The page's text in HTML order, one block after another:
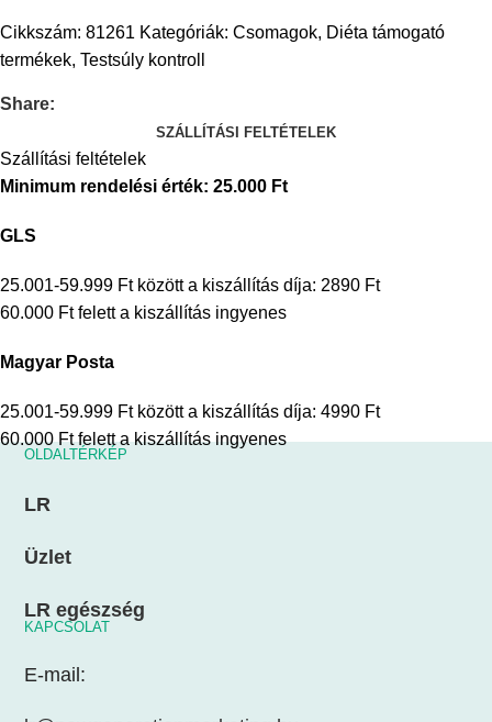
Cikkszám: 81261 Kategóriák: Csomagok, Diéta támogató
termékek, Testsúly kontroll
Share:
SZÁLLÍTÁSI FELTÉTELEK
Szállítási feltételek
Minimum rendelési érték: 25.000 Ft
GLS
25.001-59.999 Ft között a kiszállítás díja: 2890 Ft
60.000 Ft felett a kiszállítás ingyenes
Magyar Posta
25.001-59.999 Ft között a kiszállítás díja: 4990 Ft
60.000 Ft felett a kiszállítás ingyenes
OLDALTÉRKÉP
LR
Üzlet
LR egészség
KAPCSOLAT
E-mail: